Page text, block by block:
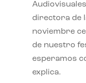
directora de
noviembre
de nuestro
esperamos
explica.